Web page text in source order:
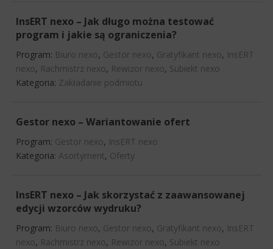
InsERT nexo – Jak długo można testować
program i jakie są ograniczenia?
Program: Biuro nexo, Gestor nexo, Gratyfikant nexo, InsERT
nexo, Rachmistrz nexo, Rewizor nexo, Subiekt nexo
Kategoria: Zakładanie podmiotu
Gestor nexo – Wariantowanie ofert
Program: Gestor nexo, InsERT nexo
Kategoria: Asortyment, Oferty
InsERT nexo – Jak skorzystać z zaawansowanej
edycji wzorców wydruku?
Program: Biuro nexo, Gestor nexo, Gratyfikant nexo, InsERT
nexo, Rachmistrz nexo, Rewizor nexo, Subiekt nexo